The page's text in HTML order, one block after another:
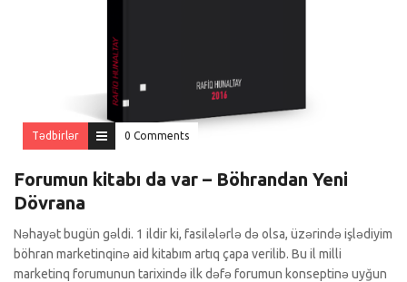
Tədbirlər 0 Comments
Forumun kitabı da var – Böhrandan Yeni
Dövrana
Nəhayət bugün gəldi. 1 ildir ki, fasilələrlə də olsa, üzərində işlədiyim
böhran marketinqinə aid kitabım artıq çapa verilib. Bu il milli
marketinq forumunun tarixində ilk dəfə forumun konseptinə uyğun